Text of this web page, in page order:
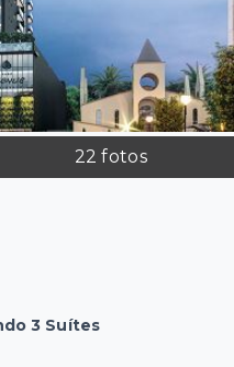
22 fotos
3 Suítes